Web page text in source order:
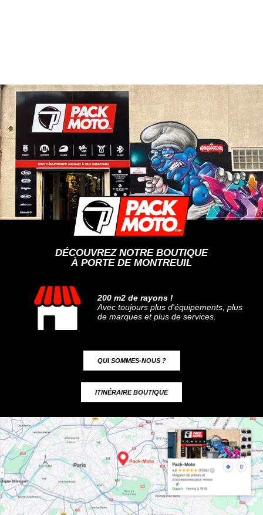
DÉCOUVREZ NOTRE BOUTIQUE
À PORTE DE MONTREUIL
200 m2 de rayons !
Avec toujours plus d'équipements, plus
de marques et plus de services.
QUI SOMMES-NOUS ?
ITINÉRAIRE BOUTIQUE